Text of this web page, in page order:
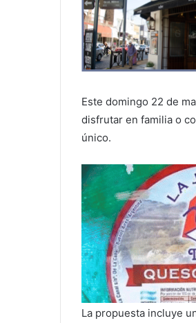
Este domingo 22 de
disfrutar en familia o
único.
La propuesta incluye